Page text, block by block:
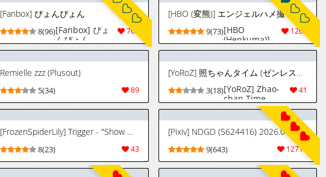
[Fanbox] ぴょんぴょん
761
8(96)[Fanbox] ぴょ
んぴょん -
PyonPyon
(2024 -
Present)
[HBO (変熊)] エンジェルハメ撮りちゅー (ゼンレスゾーンゼロ) [中国翻訳][DL版]
1262
9(73)[HBO
(Henkuma)]
Angel Hame
Dori Chuu |
妄想天使的性
爱实拍过程—
(Zenless Zone
Zero)
[Chinese] [白
[Digital]
Remielle zzz (Plusout)
89
5(34)
[YoRoZ] 照ちゃんタイム (ゼンレスゾーンゼロ)
41
3(18)[YoRoZ] Zhao-
chan Time
(Zenless Zone
Zero)
[FrozenSpiderLily] Trigger - "Show me what you're good at" [Korean]
43
8(23)
[Pixiv] NDGD (5624416) 2026.07.31
12719
9(643)